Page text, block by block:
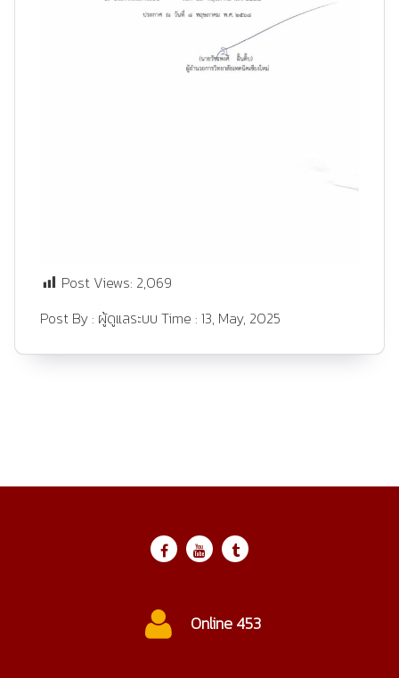
Post Views: 2,069
Post By : ผู้ดูแลระบบ Time : 13, May, 2025
Online 453